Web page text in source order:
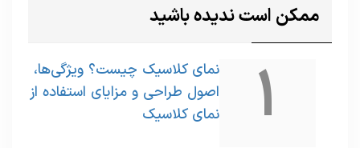
ممکن است ندیده باشید
1
نمای کلاسیک چیست؟ ویژگی‌ها،
اصول طراحی و مزایای استفاده از
نمای کلاسیک